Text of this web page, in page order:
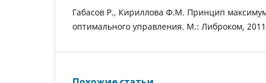
Габасов Р., Кириллова Ф.М. Принцип
оптимального управления. М.: Либроком,